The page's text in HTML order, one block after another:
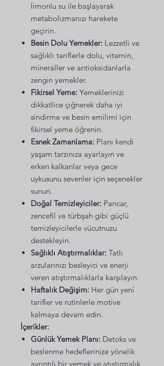
limonlu su ile başlayarak
metabolizmanızı harekete
geçirin.
Besin Dolu Yemekler: Lezzetli ve
sağlıklı tariflerle dolu, vitamin,
mineraller ve antioksidanlarla
zengin yemekler.
Fikirsel Yeme: Yemeklerinizi
dikkatlice çiğnerek daha iyi
sindirme ve besin emilimi için
fikirsel yeme öğrenin.
Esnek Zamanlama: Planı kendi
yaşam tarzınıza ayarlayın ve
erken kalkanlar veya gece
uykusunu sevenler için seçenekler
sunun.
Doğal Temizleyiciler: Pancar,
zencefil ve türbşah gibi güçlü
temizleyicilerle vücutnuzu
destekleyin.
Sağlıklı Atıştırmalıklar: Tatlı
arzularınızı besleyici ve enerji
veren atıştırmalıklarla karşılayın.
Haftalık Değişim: Her gün yeni
tarifler ve rutinlerle motive
kalmaya devam edin.
İçerikler:
Günlük Yemek Planı: Detoks ve
beslenme hedeflerinize yönelik
ayrıntılı bir yemek ve atıştırmalık